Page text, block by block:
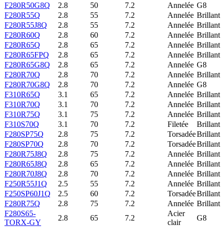
F280R50G8Q
2.8 50 7.2 Annelée G8
F280R55Q
2.8 55 7.2 Annelée Brillant
F280R55J8Q
2.8 55 7.2 Annelée Brillant
F280R60Q
2.8 60 7.2 Annelée Brillant
F280R65Q
2.8 65 7.2 Annelée Brillant
F280R65FPQ
2.8 65 7.2 Annelée Brillant
F280R65G8Q
2.8 65 7.2 Annelée G8
F280R70Q
2.8 70 7.2 Annelée Brillant
F280R70G8Q
2.8 70 7.2 Annelée G8
F310R65Q
3.1 65 7.2 Annelée Brillant
F310R70Q
3.1 70 7.2 Annelée Brillant
F310R75Q
3.1 75 7.2 Annelée Brillant
F310S70Q
3.1 70 7.2 Filetée
Brillant
F280SP75Q
2.8 75 7.2 TorsadéeBrillant
F280SP70Q
2.8 70 7.2 TorsadéeBrillant
F280R75J8Q
2.8 75 7.2 Annelée Brillant
F280R65J8Q
2.8 65 7.2 Annelée Brillant
F280R70J8Q
2.8 70 7.2 Annelée Brillant
F250R55J1Q
2.5 55 7.2 Annelée Brillant
F250SP60J1Q
2.5 60 7.2 TorsadéeBrillant
F280R75Q
2.8 75 7.2 Annelée Brillant
F280S65-
TORX-GY
2.8 65 7.2
Acier
clair
G8